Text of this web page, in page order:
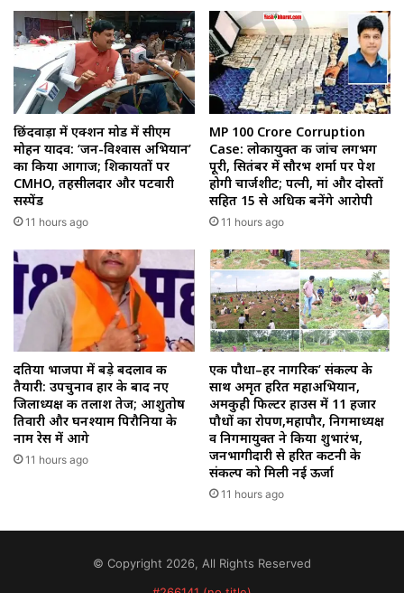
छिंदवाड़ा में एक्शन मोड में सीएम
मोहन यादव: ‘जन-विश्वास अभियान’
का किया आगाज; शिकायतों पर
CMHO, तहसीलदार और पटवारी
सस्पेंड
11 hours ago
MP 100 Crore Corruption
Case: लोकायुक्त की जांच लगभग
पूरी, सितंबर में सौरभ शर्मा पर पेश
होगी चार्जशीट; पत्नी, मां और दोस्तों
सहित 15 से अधिक बनेंगे आरोपी
11 hours ago
दतिया भाजपा में बड़े बदलाव की
तैयारी: उपचुनाव हार के बाद नए
जिलाध्यक्ष की तलाश तेज; आशुतोष
तिवारी और घनश्याम पिरौनिया के
नाम रेस में आगे
11 hours ago
एक पौधा–हर नागरिक’ संकल्प के
साथ अमृत हरित महाअभियान,
अमकुही फिल्टर हाउस में 11 हजार
पौधों का रोपण,महापौर, निगमाध्यक्ष
व निगमायुक्त ने किया शुभारंभ,
जनभागीदारी से हरित कटनी के
संकल्प को मिली नई ऊर्जा
11 hours ago
© Copyright 2026, All Rights Reserved